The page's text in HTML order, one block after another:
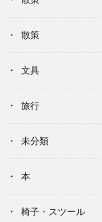
散策
文具
旅行
未分類
本
椅子・スツール